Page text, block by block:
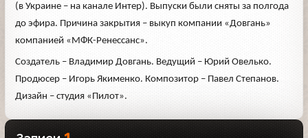
(в Украине – на канале Интер). Выпуски были сняты за полгода
до эфира. Причина закрытия – выкуп компании «Довгань»
компанией «МФК-Ренессанс».
Создатель – Владимир Довгань. Ведущий – Юрий Овелько.
Продюсер – Игорь Якименко. Композитор – Павел Степанов.
Дизайн – студия «Пилот».